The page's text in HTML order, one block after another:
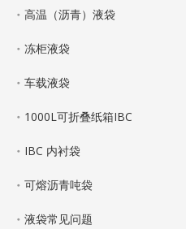
高温（沥青）液袋
冻柜液袋
车载液袋
1000L可折叠纸箱IBC
IBC 内衬袋
可熔沥青吨袋
液袋常见问题